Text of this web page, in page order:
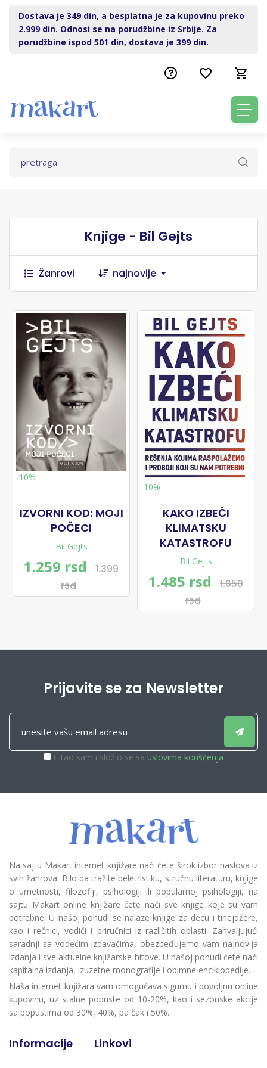
Dostava je 349 din, a besplatna je za kupovinu preko
2.999 din. Odnosi se na porudžbine iz Srbije. Za
porudžbine ispod 501 din, dostava je 399 din.
Knjige - Bil Gejts
Žanrovi najnovije
-10%
IZVORNI KOD: MOJI
POČECI
Bil Gejts
1.259 rsd
1.399
rsd
-10%
KAKO IZBEĆI
KLIMATSKU
KATASTROFU
Bil Gejts
1.485 rsd
1.650
rsd
Prijavite se za Newsletter
Čitao sam i složio se sa uslovima korišćenja
Na sajtu Makart internet knjižare naći ćete širok izbor naslova iz
svih žanrova. Bilo da tražite beletristiku, stručnu literaturu, knjige
o umetnosti, filozofiji, psihologiji ili popularnoj psihologiji, na
sajtu Makart online knjižare ćete naći sve knjige koje su vam
potrebne. U našoj ponudi se nalaze knjige za decu i tinejdžere,
kao i rečnici, vodiči i priručnici iz različitih oblasti. Zahvaljujući
saradnji sa vodećim izdavačima, obezbeđujemo vam najnovija
izdanja i sve aktuelne knjižarske hitove. U našoj ponudi ćete naći
kapitalna izdanja, izuzetne monografije i obimne enciklopedije.
Naša internet knjižara vam omogućava sigurnu i povoljnu online
kupovinu, uz stalne popuste od 10-20%, kao i sezonske akcije
sa popustima od 30%, 40%, pa čak i 50%.
Informacije Linkovi